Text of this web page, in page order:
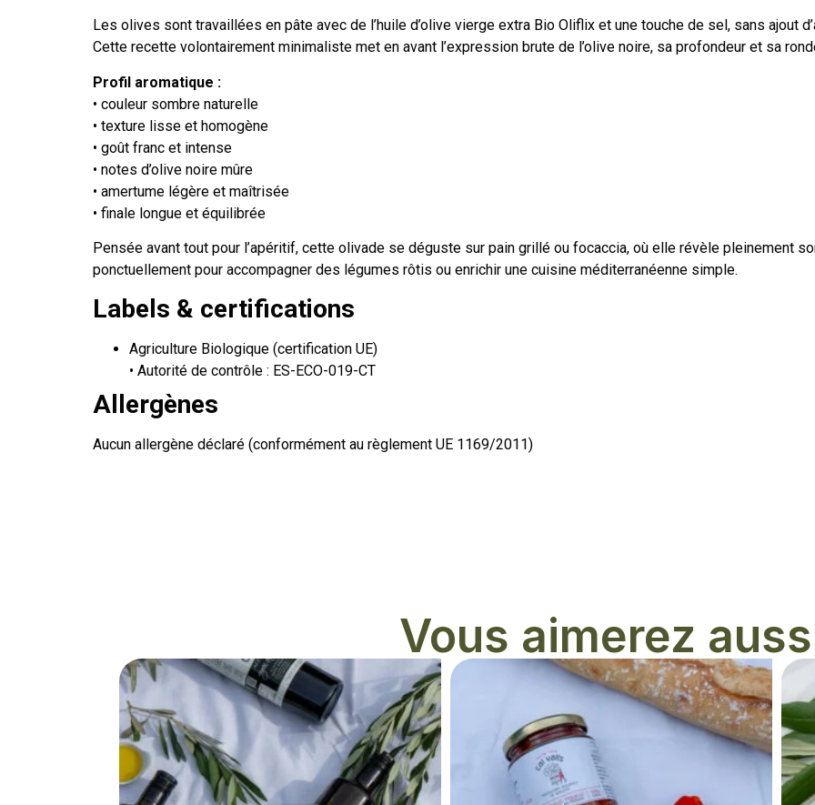
Les olives sont travaillées en pâte avec de l’huile d’olive vierge extra Bio Oliflix et une touche de sel, sans ajout
Cette recette volontairement minimaliste met en avant l’expression brute de l’olive noire, sa profondeur et sa
Profil aromatique :
• couleur sombre naturelle
• texture lisse et homogène
• goût franc et intense
• notes d’olive noire mûre
• amertume légère et maîtrisée
• finale longue et équilibrée
Pensée avant tout pour l’apéritif, cette olivade se déguste sur pain grillé ou focaccia, où elle révèle pleinement
ponctuellement pour accompagner des légumes rôtis ou enrichir une cuisine méditerranéenne simple.
Labels & certifications
Agriculture Biologique (certification UE)
• Autorité de contrôle : ES-ECO-019-CT
Allergènes
Aucun allergène déclaré (conformément au règlement UE 1169/2011)
Vous aimerez